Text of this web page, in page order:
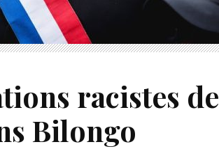
racistes de
Bilongo